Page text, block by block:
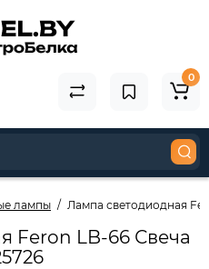
0
лампы Лампа светодиодная
Feron LB-66 Свеча